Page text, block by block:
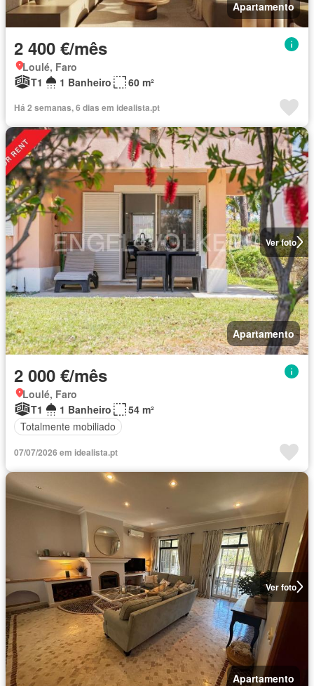
Apartamento
2 400 €/mês
Loulé, Faro
T1
1 Banheiro 60 m²
Há 2 semanas, 6 dias em idealista.pt
Ver foto
Apartamento
2 000 €/mês
Loulé, Faro
T1
1 Banheiro
54 m²
Totalmente mobiliado
07/07/2026 em idealista.pt
Ver foto
Apartamento